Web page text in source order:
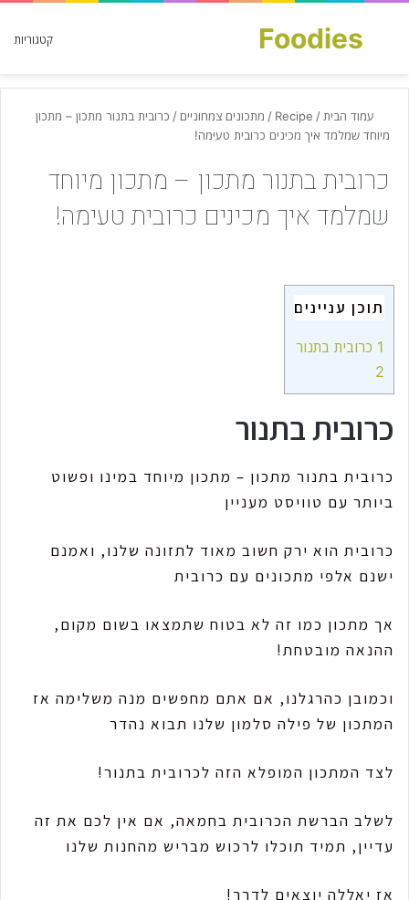
קטגוריות Foodies
חפש עבור
עמוד הבית /
Recipe
/ מתכונים צמחוניים / כרובית בתנור מתכון – מתכון
מיוחד שמלמד איך מכינים כרובית טעימה!
כרובית בתנור מתכון – מתכון מיוחד
שמלמד איך מכינים כרובית טעימה!
תוכן עניינים
1 כרובית בתנור
2
כרובית בתנור
כרובית בתנור מתכון – מתכון מיוחד במינו ופשוט
ביותר עם טוויסט מעניין
כרובית הוא ירק חשוב מאוד לתזונה שלנו, ואמנם
ישנם אלפי מתכונים עם כרובית
אך מתכון כמו זה לא בטוח שתמצאו בשום מקום,
ההנאה מובטחת!
וכמובן כהרגלנו, אם אתם מחפשים מנה משלימה אז
המתכון של פילה סלמון שלנו תבוא נהדר
לצד המתכון המופלא הזה לכרובית בתנור!
לשלב הברשת הכרובית בחמאה, אם אין לכם את זה
עדיין, תמיד תוכלו לרכוש מבריש מהחנות שלנו
אז יאללה יוצאים לדרך!